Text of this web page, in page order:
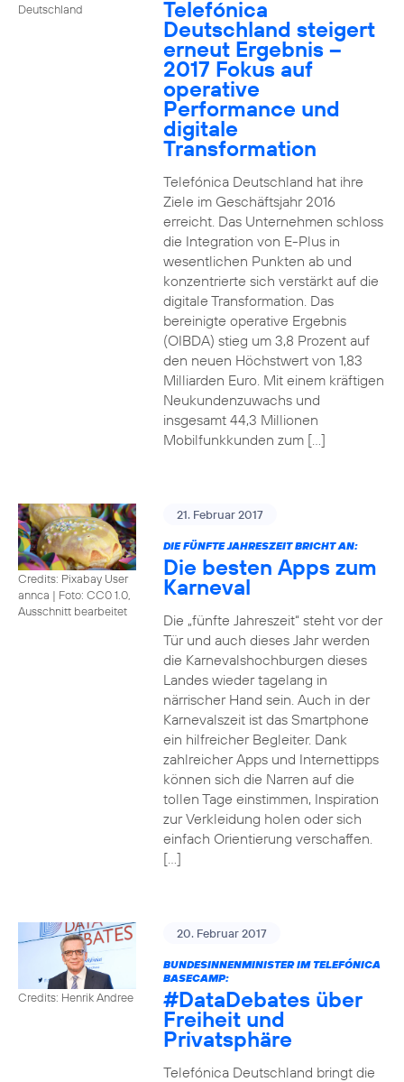
Deutschland
Telefónica
Deutschland steigert
erneut Ergebnis –
2017 Fokus auf
operative
Performance und
digitale
Transformation
Telefónica Deutschland hat ihre
Ziele im Geschäftsjahr 2016
erreicht. Das Unternehmen schloss
die Integration von E-Plus in
wesentlichen Punkten ab und
konzentrierte sich verstärkt auf die
digitale Transformation. Das
bereinigte operative Ergebnis
(OIBDA) stieg um 3,8 Prozent auf
den neuen Höchstwert von 1,83
Milliarden Euro. Mit einem kräftigen
Neukundenzuwachs und
insgesamt 44,3 Millionen
Mobilfunkkunden zum […]
Credits: Pixabay User
annca | Foto: CC0 1.0,
Ausschnitt bearbeitet
21. Februar 2017
DIE FÜNFTE JAHRESZEIT BRICHT AN:
Die besten Apps zum
Karneval
Die „fünfte Jahreszeit“ steht vor der
Tür und auch dieses Jahr werden
die Karnevalshochburgen dieses
Landes wieder tagelang in
närrischer Hand sein. Auch in der
Karnevalszeit ist das Smartphone
ein hilfreicher Begleiter. Dank
zahlreicher Apps und Internettipps
können sich die Narren auf die
tollen Tage einstimmen, Inspiration
zur Verkleidung holen oder sich
einfach Orientierung verschaffen.
[…]
Credits: Henrik Andree
20. Februar 2017
BUNDESINNENMINISTER IM TELEFÓNICA
BASECAMP:
#DataDebatesüber
Freiheit und
Privatsphäre
Telefónica Deutschland bringt die